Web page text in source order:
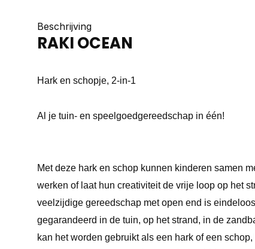
Beschrijving
RAKI OCEAN
Hark en schopje, 2-in-1
Al je tuin- en speelgoedgereedschap in één!
Met deze hark en schop kunnen kinderen samen
werken of laat hun creativiteit de vrije loop op het
veelzijdige gereedschap met open end is
gegarandeerd in de tuin, op het strand, in de
kan het worden gebruikt als een hark of een